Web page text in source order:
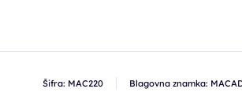
Šifra: MAC220 Blagovna znamka: